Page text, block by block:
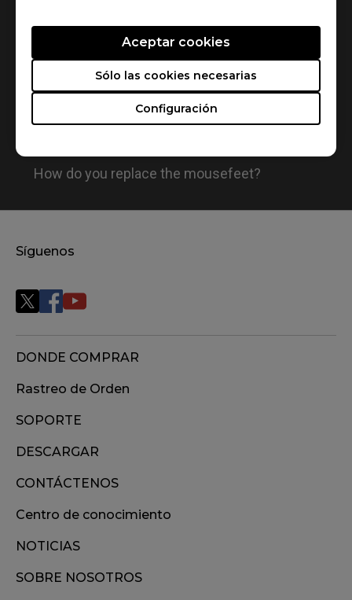
Configuración
Sólo las cookies necesarias
Aceptar cookies
How do you replace the mousefeet?
Síguenos
DONDE COMPRAR
Rastreo de Orden
SOPORTE
DESCARGAR
CONTÁCTENOS
Centro de conocimiento
NOTICIAS
SOBRE NOSOTROS